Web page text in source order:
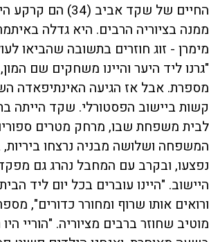
החיים של שקד אביב
ממנה בציוריה הרבים. היא גדלה
מימרן - זוג חוזרים בתשובה שהביאו
"גרנו ליד היער והיינו משחקים שם
מספרת. אבל אז הגיעה האינתיפאדה
לבית משפחת שבו, מרחק מטרים
המשפחה ושלושה מבניה נרצחו ביריות,
נפצעו, ובקרב עם המחבל נהרג גם
היישוב. "היינו עוברים בכל יום ליד
ורואים אותו שרוף ומחורר כדורים",
מוטיב שחוזר ברבים מציוריה. "הוריי